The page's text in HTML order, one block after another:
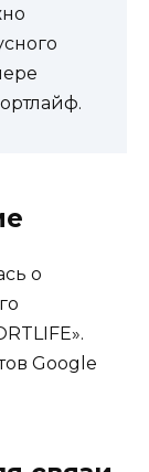
о
Google